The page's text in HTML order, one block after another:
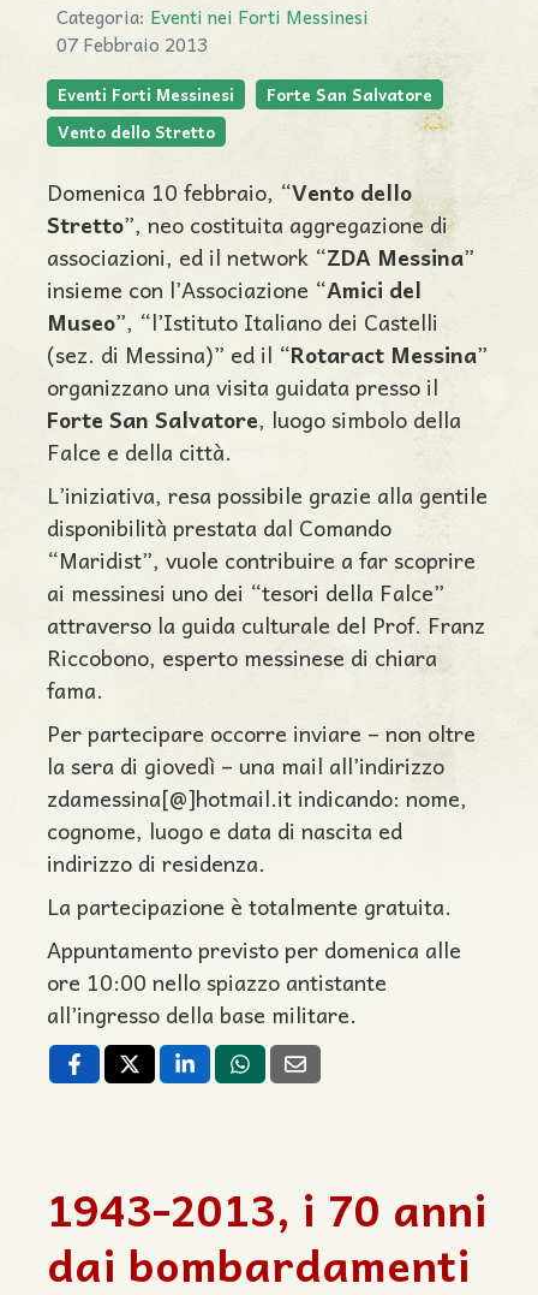
Categoria: Eventi nei Forti Messinesi
07 Febbraio 2013
Eventi Forti Messinesi
Forte San Salvatore
Vento dello Stretto
Domenica 10 febbraio, “Vento dello
Stretto”, neo costituita aggregazione di
associazioni, ed il network “ZDA Messina”
insieme con l’Associazione “Amici del
Museo”, “l’Istituto Italiano dei Castelli
(sez. di Messina)” ed il “Rotaract Messina”
organizzano una visita guidata presso il
Forte San Salvatore, luogo simbolo della
Falce e della città.
L’iniziativa, resa possibile grazie alla gentile
disponibilità prestata dal Comando
“Maridist”, vuole contribuire a far scoprire
ai messinesi uno dei “tesori della Falce”
attraverso la guida culturale del Prof. Franz
Riccobono, esperto messinese di chiara
fama.
Per partecipare occorre inviare – non oltre
la sera di giovedì – una mail all’indirizzo
zdamessina[@]hotmail.it indicando: nome,
cognome, luogo e data di nascita ed
indirizzo di residenza.
La partecipazione è totalmente gratuita.
Appuntamento previsto per domenica alle
ore 10:00 nello spiazzo antistante
all’ingresso della base militare.
1943-2013, i 70 anni
dai bombardamenti